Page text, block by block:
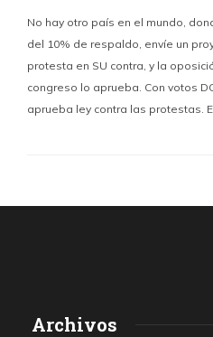
No hay otro país en el mundo,
del 10% de respaldo, envíe un
protesta en SU contra, y la
congreso lo aprueba. Con votos
aprueba ley contra las protestas.
Archivos